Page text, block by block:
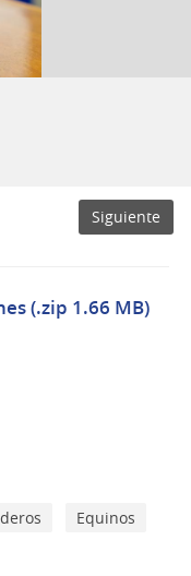
Siguiente
(.zip 1.66 MB)
Equinos